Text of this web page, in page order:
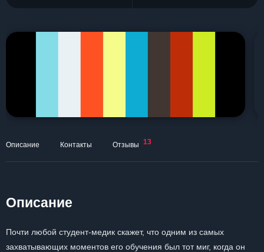
Описание Контакты Отзывы 13
Описание
Почти любой студент-медик скажет, что одним из самых
захватывающих моментов его обучения был тот миг, когда он